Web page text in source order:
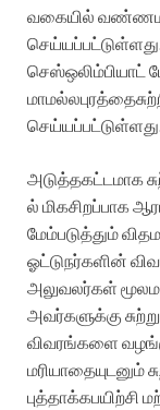
வகையில்
செய்யப்பட்டுள்ளது.
செஸ்ஒலிம்பியாட்
மாமல்லபுரத்தை
செய்யப்பட்டுள்ளது.
அடுத்தகட்டமாக
ல் மிகசிறப்பாக
மேம்படுத்தும்
ஓட்டுநர்களின்
அலுவலர்கள்
அவர்களுக்கு
விவரங்களை
மரியாதையுடனும்
புத்தாக்கபயிற்சி